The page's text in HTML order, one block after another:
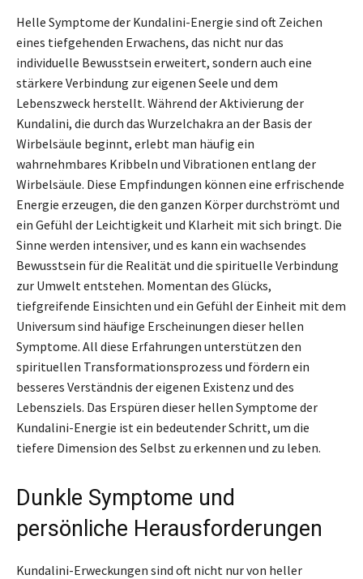
Helle Symptome der Kundalini-Energie sind oft Zeichen
eines tiefgehenden Erwachens, das nicht nur das
individuelle Bewusstsein erweitert, sondern auch eine
stärkere Verbindung zur eigenen Seele und dem
Lebenszweck herstellt. Während der Aktivierung der
Kundalini, die durch das Wurzelchakra an der Basis der
Wirbelsäule beginnt, erlebt man häufig ein
wahrnehmbares Kribbeln und Vibrationen entlang der
Wirbelsäule. Diese Empfindungen können eine erfrischende
Energie erzeugen, die den ganzen Körper durchströmt und
ein Gefühl der Leichtigkeit und Klarheit mit sich bringt. Die
Sinne werden intensiver, und es kann ein wachsendes
Bewusstsein für die Realität und die spirituelle Verbindung
zur Umwelt entstehen. Momentan des Glücks,
tiefgreifende Einsichten und ein Gefühl der Einheit mit dem
Universum sind häufige Erscheinungen dieser hellen
Symptome. All diese Erfahrungen unterstützen den
spirituellen Transformationsprozess und fördern ein
besseres Verständnis der eigenen Existenz und des
Lebensziels. Das Erspüren dieser hellen Symptome der
Kundalini-Energie ist ein bedeutender Schritt, um die
tiefere Dimension des Selbst zu erkennen und zu leben.
Dunkle Symptome und
persönliche Herausforderungen
Kundalini-Erweckungen sind oft nicht nur von heller